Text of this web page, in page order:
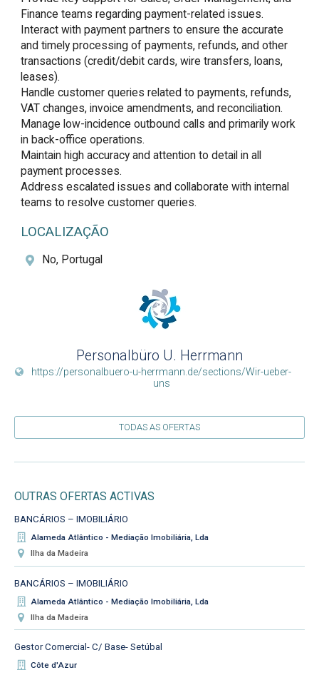
Finance teams regarding payment-related issues.
Interact with payment partners to ensure the accurate
and timely processing of payments, refunds, and other
transactions (credit/debit cards, wire transfers, loans,
leases).
Handle customer queries related to payments, refunds,
VAT changes, invoice amendments, and reconciliation.
Manage low-incidence outbound calls and primarily work
in back-office operations.
Maintain high accuracy and attention to detail in all
payment processes.
Address escalated issues and collaborate with internal
teams to resolve customer queries.
LOCALIZAÇÃO
No, Portugal
Personalbüro U. Herrmann
https://personalbuero-u-herrmann.de/sections/Wir-ueber-
uns
TODAS AS OFERTAS
OUTRAS OFERTAS ACTIVAS
BANCÁRIOS – IMOBILIÁRIO
Alameda Atlântico - Mediação Imobiliária, Lda
Ilha da Madeira
BANCÁRIOS – IMOBILIÁRIO
Alameda Atlântico - Mediação Imobiliária, Lda
Ilha da Madeira
Gestor Comercial- C/ Base- Setúbal
Côte d'Azur